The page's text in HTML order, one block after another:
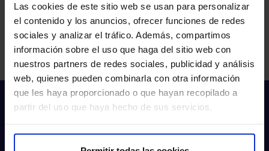
Las cookies de este sitio web se usan para personalizar
el contenido y los anuncios, ofrecer funciones de redes
sociales y analizar el tráfico. Además, compartimos
información sobre el uso que haga del sitio web con
nuestros partners de redes sociales, publicidad y análisis
web, quienes pueden combinarla con otra información
que les haya proporcionado o que hayan recopilado a
partir del uso que haya hecho de sus servicios.